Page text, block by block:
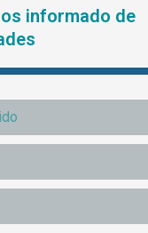
informado de